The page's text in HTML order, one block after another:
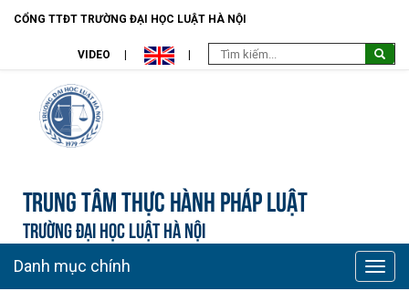
CỔNG TTĐT TRƯỜNG ĐẠI HỌC LUẬT HÀ NỘI
VIDEO
Trung tâm Thực hành pháp luật
TRƯỜNG ĐẠI HỌC LUẬT HÀ NỘI
Toggle
Danh mục chính